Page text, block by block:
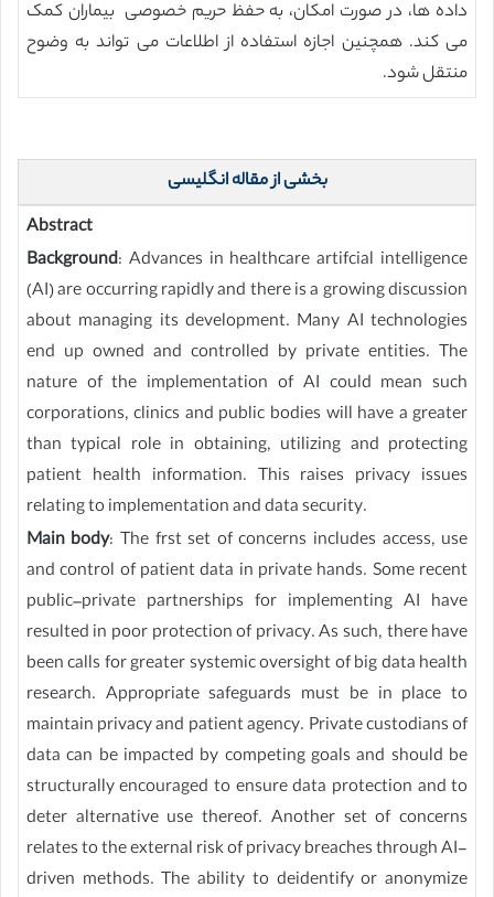
داده ها، در صورت امکان، به حفظ حریم خصوصی بیماران کمک
می کند. همچنین اجازه استفاده از اطلاعات می تواند به وضوح
منتقل شود.
بخشی از مقاله انگلیسی
Abstract
Background: Advances in healthcare artifcial intelligence
(AI) are occurring rapidly and there is a growing discussion
about managing its development. Many AI technologies
end up owned and controlled by private entities. The
nature of the implementation of AI could mean such
corporations, clinics and public bodies will have a greater
than typical role in obtaining, utilizing and protecting
patient health information. This raises privacy issues
relating to implementation and data security.
Main body: The frst set of concerns includes access, use
and control of patient data in private hands. Some recent
public–private partnerships for implementing AI have
resulted in poor protection of privacy. As such, there have
been calls for greater systemic oversight of big data health
research. Appropriate safeguards must be in place to
maintain privacy and patient agency. Private custodians of
data can be impacted by competing goals and should be
structurally encouraged to ensure data protection and to
deter alternative use thereof. Another set of concerns
relates to the external risk of privacy breaches through AI-
driven methods. The ability to deidentify or anonymize